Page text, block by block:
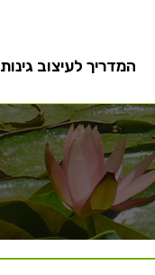
המדריך לעיצוב גינות